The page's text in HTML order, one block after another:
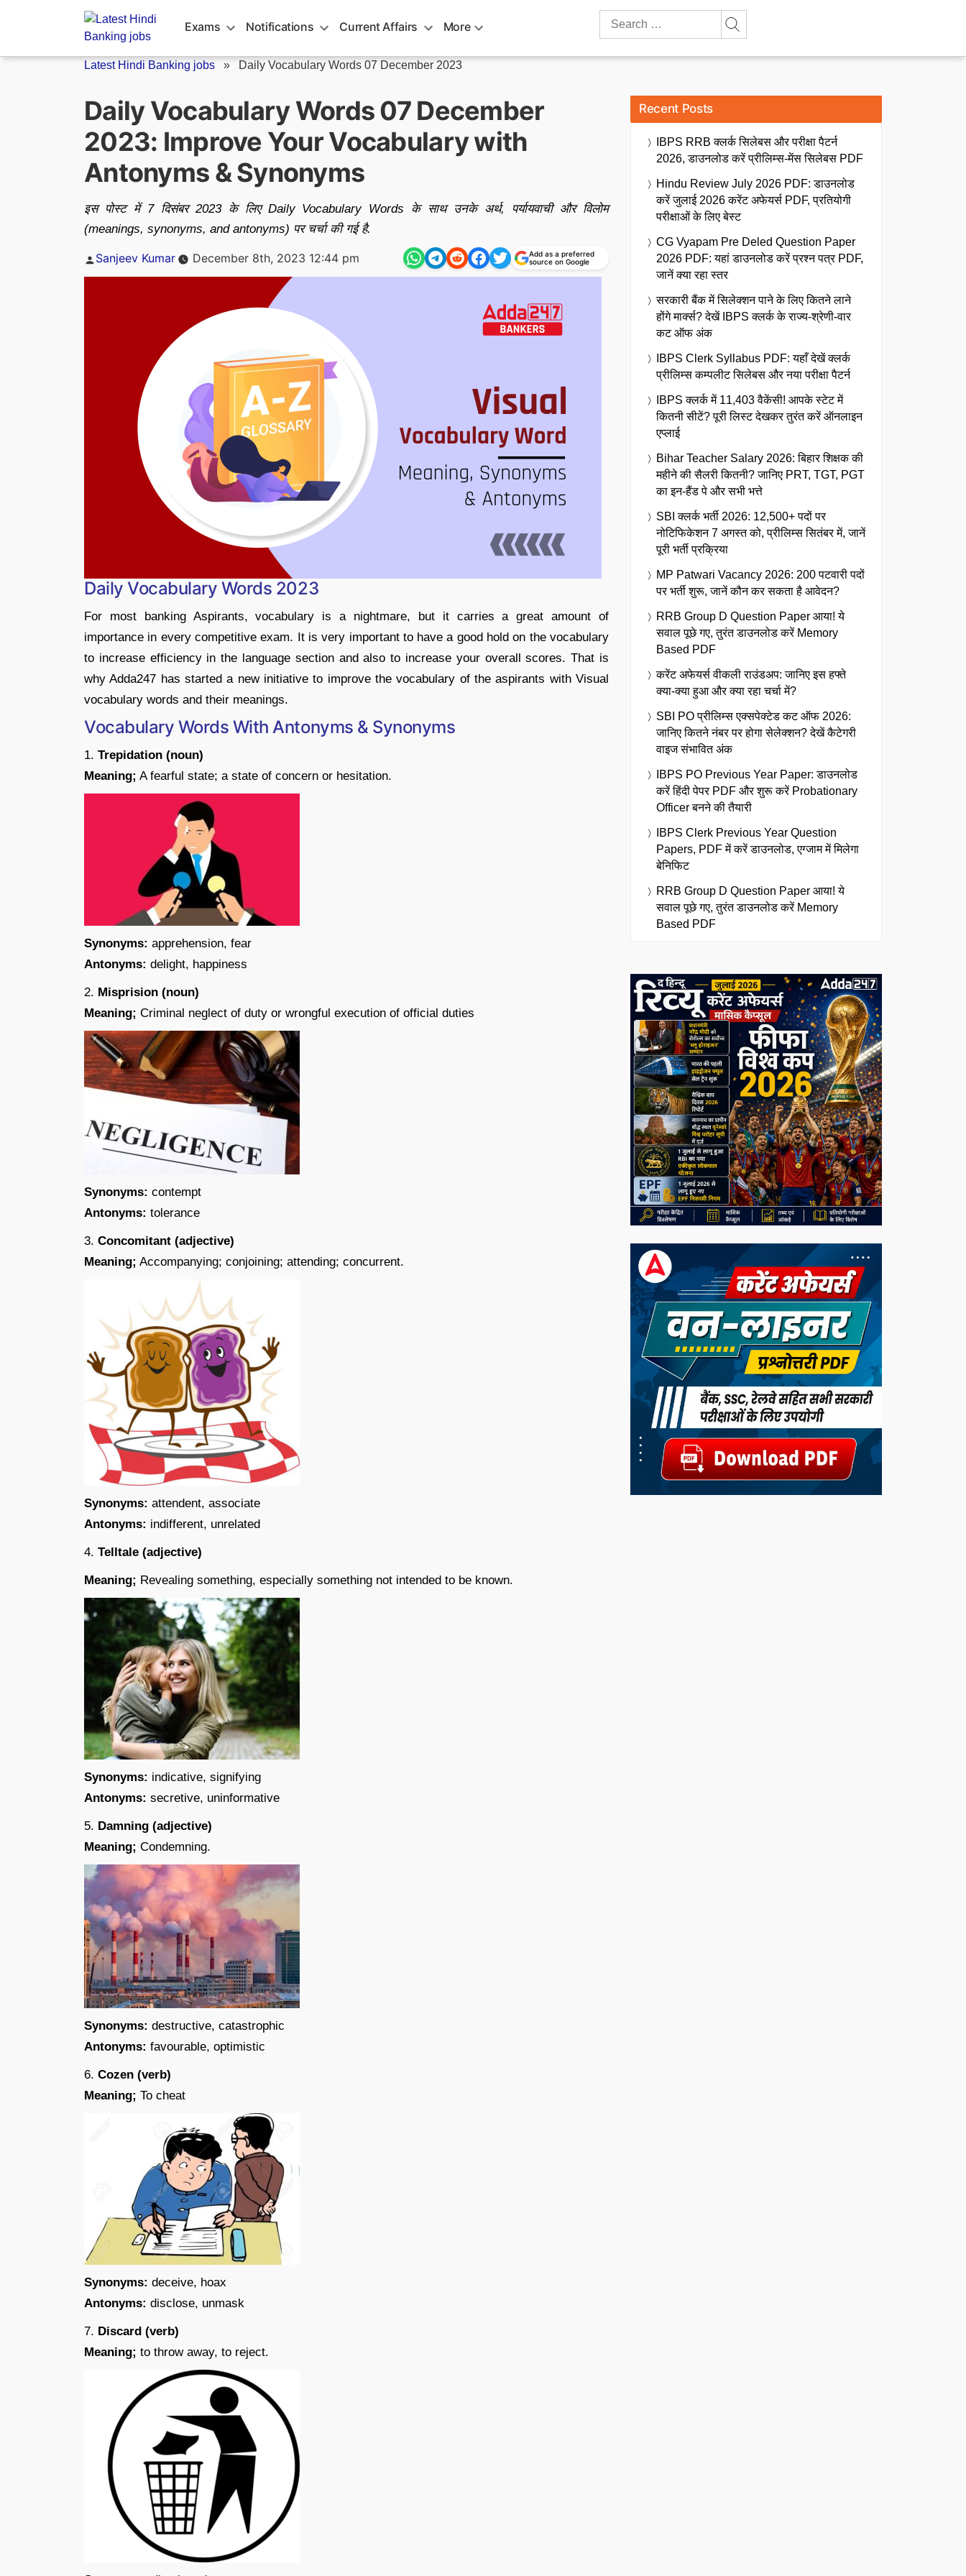
Exams Notifications Current Affairs More
Search
Latest Hindi Banking jobs » Daily Vocabulary Words 07 December 2023
Daily Vocabulary Words 07 December
2023: Improve Your Vocabulary with
Antonyms & Synonyms
इस पोस्ट में 7 दिसंबर 2023 के लिए Daily Vocabulary Words के साथ उनके अर्थ, पर्यायवाची और विलोम
(meanings, synonyms, and antonyms) पर चर्चा की गई है.
Posted
Sanjeev Kumar December 8th, 2023 12:44 pm
Add as a preferred
source on Google
Daily Vocabulary Words 2023
For most banking Aspirants, vocabulary is a nightmare, but it carries a great amount of
importance in every competitive exam. It is very important to have a good hold on the vocabulary
to increase efficiency in the language section and also to increase your overall scores. That is
why Adda247 has started a new initiative to improve the vocabulary of the aspirants with Visual
vocabulary words and their meanings.
Vocabulary Words With Antonyms & Synonyms
1. Trepidation (noun)
Meaning; A fearful state; a state of concern or hesitation.
Synonyms: apprehension, fear
Antonyms: delight, happiness
2. Misprision (noun)
Meaning; Criminal neglect of duty or wrongful execution of official duties
Synonyms: contempt
Antonyms: tolerance
3. Concomitant (adjective)
Meaning; Accompanying; conjoining; attending; concurrent.
Synonyms: attendent, associate
Antonyms: indifferent, unrelated
4. Telltale (adjective)
Meaning; Revealing something, especially something not intended to be known.
Synonyms: indicative, signifying
Antonyms: secretive, uninformative
5. Damning (adjective)
Meaning; Condemning.
Synonyms: destructive, catastrophic
Antonyms: favourable, optimistic
6. Cozen (verb)
Meaning; To cheat
Synonyms: deceive, hoax
Antonyms: disclose, unmask
7. Discard (verb)
Meaning; to throw away, to reject.
Recent Posts
IBPS RRB क्लर्क सिलेबस और परीक्षा पैटर्न
2026, डाउनलोड करें प्रीलिम्स-मेंस सिलेबस PDF
Hindu Review July 2026 PDF: डाउनलोड
करें जुलाई 2026 करेंट अफेयर्स PDF, प्रतियोगी
परीक्षाओं के लिए बेस्ट
CG Vyapam Pre Deled Question Paper
2026 PDF: यहां डाउनलोड करें प्रश्न पत्र PDF,
जानें क्या रहा स्तर
सरकारी बैंक में सिलेक्शन पाने के लिए कितने लाने
होंगे मार्क्स? देखें IBPS क्लर्क के राज्य-श्रेणी-वार
कट ऑफ अंक
IBPS Clerk Syllabus PDF: यहाँ देखें क्लर्क
प्रीलिम्स कम्पलीट सिलेबस और नया परीक्षा पैटर्न
IBPS क्लर्क में 11,403 वैकेंसी! आपके स्टेट में
कितनी सीटें? पूरी लिस्ट देखकर तुरंत करें ऑनलाइन
एप्लाई
Bihar Teacher Salary 2026: बिहार शिक्षक की
महीने की सैलरी कितनी? जानिए PRT, TGT, PGT
का इन-हैंड पे और सभी भत्ते
SBI क्लर्क भर्ती 2026: 12,500+ पदों पर
नोटिफिकेशन 7 अगस्त को, प्रीलिम्स सितंबर में, जानें
पूरी भर्ती प्रक्रिया
MP Patwari Vacancy 2026: 200 पटवारी पदों
पर भर्ती शुरू, जानें कौन कर सकता है आवेदन?
RRB Group D Question Paper आया! ये
सवाल पूछे गए, तुरंत डाउनलोड करें Memory
Based PDF
करेंट अफेयर्स वीकली राउंडअप: जानिए इस हफ्ते
क्या-क्या हुआ और क्या रहा चर्चा में?
SBI PO प्रीलिम्स एक्सपेक्टेड कट ऑफ 2026:
जानिए कितने नंबर पर होगा सेलेक्शन? देखें कैटेगरी
वाइज संभावित अंक
IBPS PO Previous Year Paper: डाउनलोड
करें हिंदी पेपर PDF और शुरू करें Probationary
Officer बनने की तैयारी
IBPS Clerk Previous Year Question
Papers, PDF में करें डाउनलोड, एग्जाम में मिलेगा
बेनिफिट
RRB Group D Question Paper आया! ये
सवाल पूछे गए, तुरंत डाउनलोड करें Memory
Based PDF